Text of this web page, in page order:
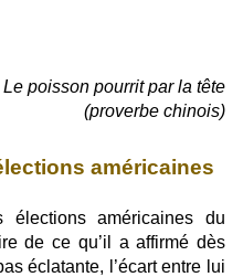
Le poisson pourrit par la tête
(proverbe chinois)
américaines
américaines du
de ce qu’il a affirmé dès
éclatante, l’écart entre lui